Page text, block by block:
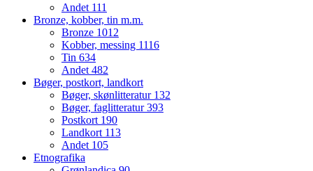
Andet 111
Bronze, kobber, tin m.m.
Bronze 1012
Kobber, messing 1116
Tin 634
Andet482
Bøger, postkort, landkort
Bøger, skønlitteratur 132
Bøger, faglitteratur393
Postkort 190
Landkort 113
Andet 105
Etnografika